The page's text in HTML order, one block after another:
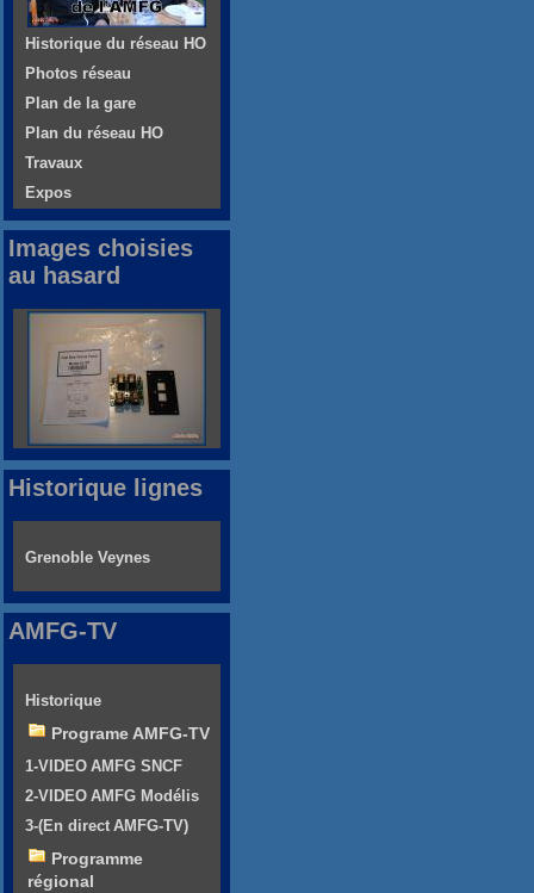
Historique du réseau HO
Photos réseau
Plan de la gare
Plan du réseau HO
Travaux
Expos
Images choisies
au hasard
Historique lignes
Grenoble Veynes
AMFG-TV
Historique
Programe AMFG-TV
1-VIDEO AMFG SNCF
2-VIDEO AMFG Modélis
3-(En direct AMFG-TV)
Programme
régional